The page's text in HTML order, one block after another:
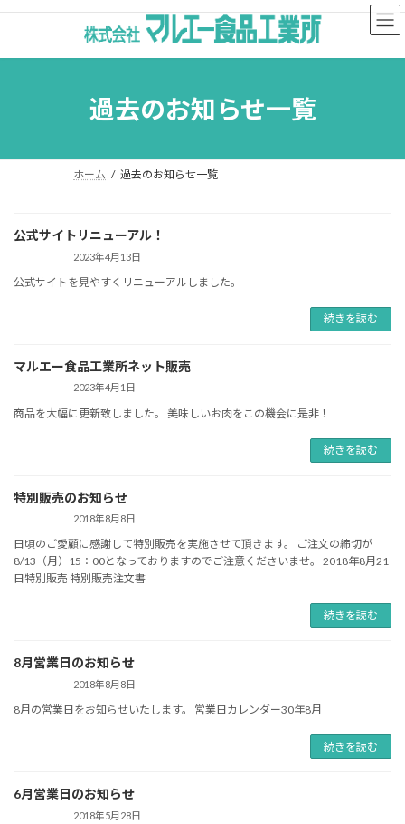
コ
ン
ナ
ー
過去のお知らせ一覧
ホーム 過去のお知らせ一覧
公式サイトリニューアル！
2023年4月13日
公式サイトを見やすくリニューアルしました。
続きを読む
マルエー食品工業所ネット販売
2023年4月1日
商品を大幅に更新致しました。 美味しいお肉をこの機会に是非！
続きを読む
特別販売のお知らせ
2018年8月8日
日頃のご愛顧に感謝して特別販売を実施させて頂きます。 ご注文の締切が
8/13（月）15：00となっておりますのでご注意くださいませ。 2018年8月21
日特別販売 特別販売注文書
続きを読む
8月営業日のお知らせ
2018年8月8日
8月の営業日をお知らせいたします。 営業日カレンダー30年8月
続きを読む
6月営業日のお知らせ
2018年5月28日